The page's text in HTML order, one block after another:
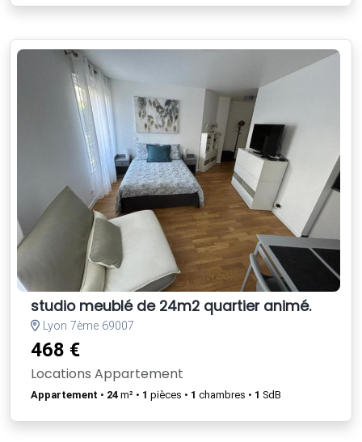
studio meublé de 24m2 quartier animé.
Lyon 7ème 69007
468 €
Locations Appartement
Appartement • 24 m² • 1 pièces • 1 chambres • 1 SdB